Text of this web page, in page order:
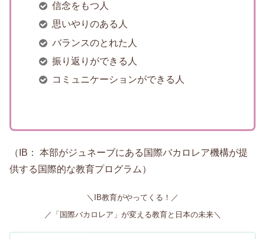
信念をもつ人
思いやりのある人
バランスのとれた人
振り返りができる人
コミュニケーションができる人
（IB： 本部がジュネーブにある国際バカロレア機構が提
供する国際的な教育プログラム）
＼IB教育がやってくる！／
／「国際バカロレア」が変える教育と日本の未来＼